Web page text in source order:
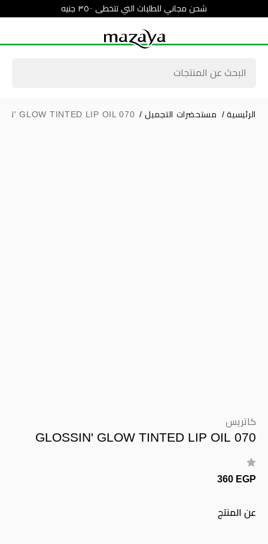
شحن مجاني للطلبات التي تتخطى ٣٥٠٠ جنيه
الرئيسية / مستحضرات التجميل /
GLOW TINTED LIP OIL 070
كاتريس
GLOSSIN' GLOW TINTED LIP OIL 070
360 EGP
عن المنتج